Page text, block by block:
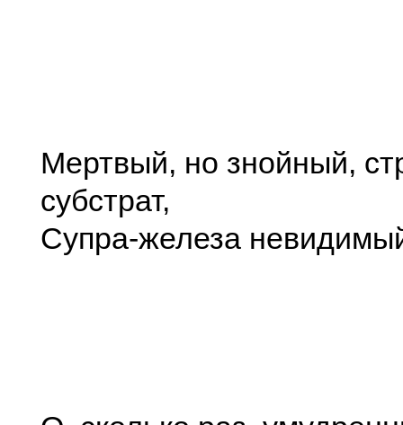
Мертвый, но знойный,
субстрат,
Супра-железа